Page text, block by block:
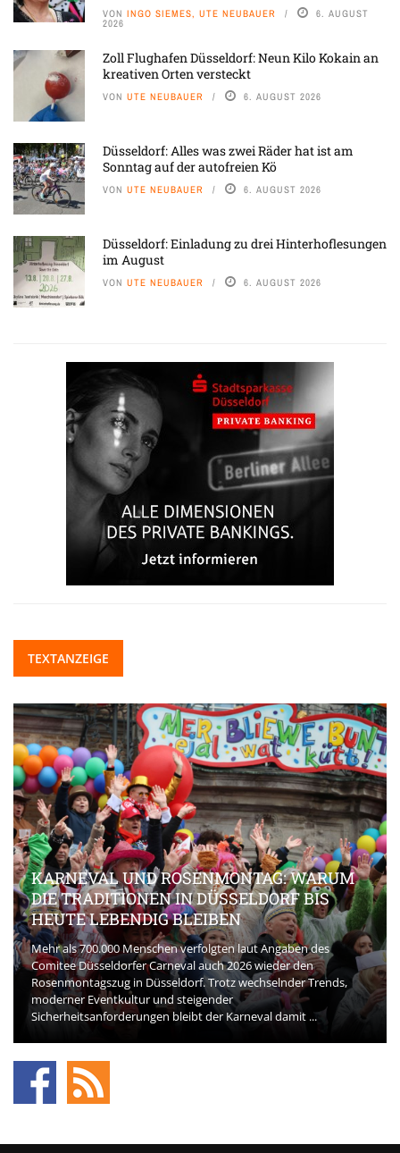
VON INGO SIEMES, UTE NEUBAUER 6. AUGUST
2026
Zoll Flughafen Düsseldorf: Neun Kilo Kokain an
kreativen Orten versteckt
VON UTE NEUBAUER 6. AUGUST 2026
Düsseldorf: Alles was zwei Räder hat ist am
Sonntag auf der autofreien Kö
VON UTE NEUBAUER 6. AUGUST 2026
Düsseldorf: Einladung zu drei Hinterhoflesungen
im August
VON UTE NEUBAUER 6. AUGUST 2026
TEXTANZEIGE
KARNEVAL UND ROSENMONTAG: WARUM
DIE TRADITIONEN IN DÜSSELDORF BIS
HEUTE LEBENDIG BLEIBEN
Mehr als 700.000 Menschen verfolgten laut Angaben des
Comitee Düsseldorfer Carneval auch 2026 wieder den
Rosenmontagszug in Düsseldorf. Trotz wechselnder Trends,
moderner Eventkultur und steigender
Sicherheitsanforderungen bleibt der Karneval damit ...